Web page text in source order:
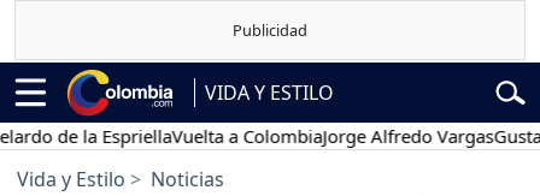
VIDA Y ESTILO
la EspriellaVuelta a ColombiaJorge Alfredo VargasGustavo
Vida y Estilo Noticias